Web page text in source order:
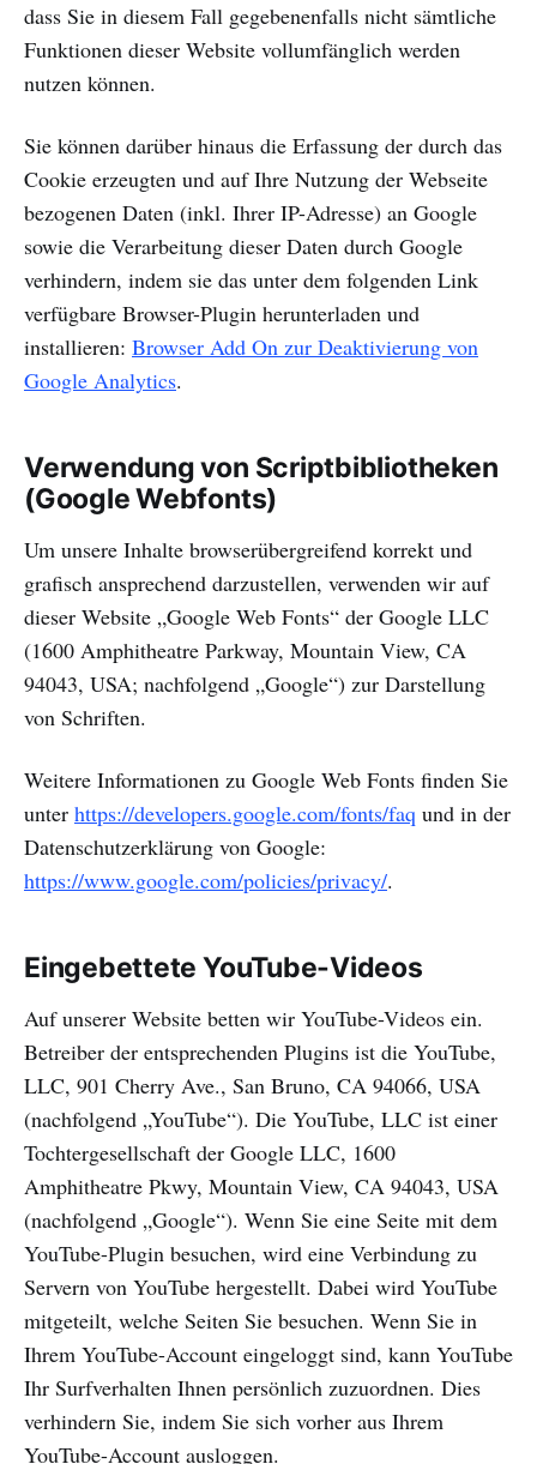
dass Sie in diesem Fall gegebenenfalls nicht sämtliche
Funktionen dieser Website vollumfänglich werden
nutzen können.
Sie können darüber hinaus die Erfassung der durch das
Cookie erzeugten und auf Ihre Nutzung der Webseite
bezogenen Daten (inkl. Ihrer IP-Adresse) an Google
sowie die Verarbeitung dieser Daten durch Google
verhindern, indem sie das unter dem folgenden Link
verfügbare Browser-Plugin herunterladen und
installieren: Browser Add On zur Deaktivierung von
Google Analytics.
Verwendung von Scriptbibliotheken
(Google Webfonts)
Um unsere Inhalte browserübergreifend korrekt und
grafisch ansprechend darzustellen, verwenden wir auf
dieser Website „Google Web Fonts“ der Google LLC
(1600 Amphitheatre Parkway, Mountain View, CA
94043, USA; nachfolgend „Google“) zur Darstellung
von Schriften.
Weitere Informationen zu Google Web Fonts finden Sie
unter https://developers.google.com/fonts/faq und in der
Datenschutzerklärung von Google:
https://www.google.com/policies/privacy/.
Eingebettete YouTube-Videos
Auf unserer Website betten wir YouTube-Videos ein.
Betreiber der entsprechenden Plugins ist die YouTube,
LLC, 901 Cherry Ave., San Bruno, CA 94066, USA
(nachfolgend „YouTube“). Die YouTube, LLC ist einer
Tochtergesellschaft der Google LLC, 1600
Amphitheatre Pkwy, Mountain View, CA 94043, USA
(nachfolgend „Google“). Wenn Sie eine Seite mit dem
YouTube-Plugin besuchen, wird eine Verbindung zu
Servern von YouTube hergestellt. Dabei wird YouTube
mitgeteilt, welche Seiten Sie besuchen. Wenn Sie in
Ihrem YouTube-Account eingeloggt sind, kann YouTube
Ihr Surfverhalten Ihnen persönlich zuzuordnen. Dies
verhindern Sie, indem Sie sich vorher aus Ihrem
YouTube-Account ausloggen.